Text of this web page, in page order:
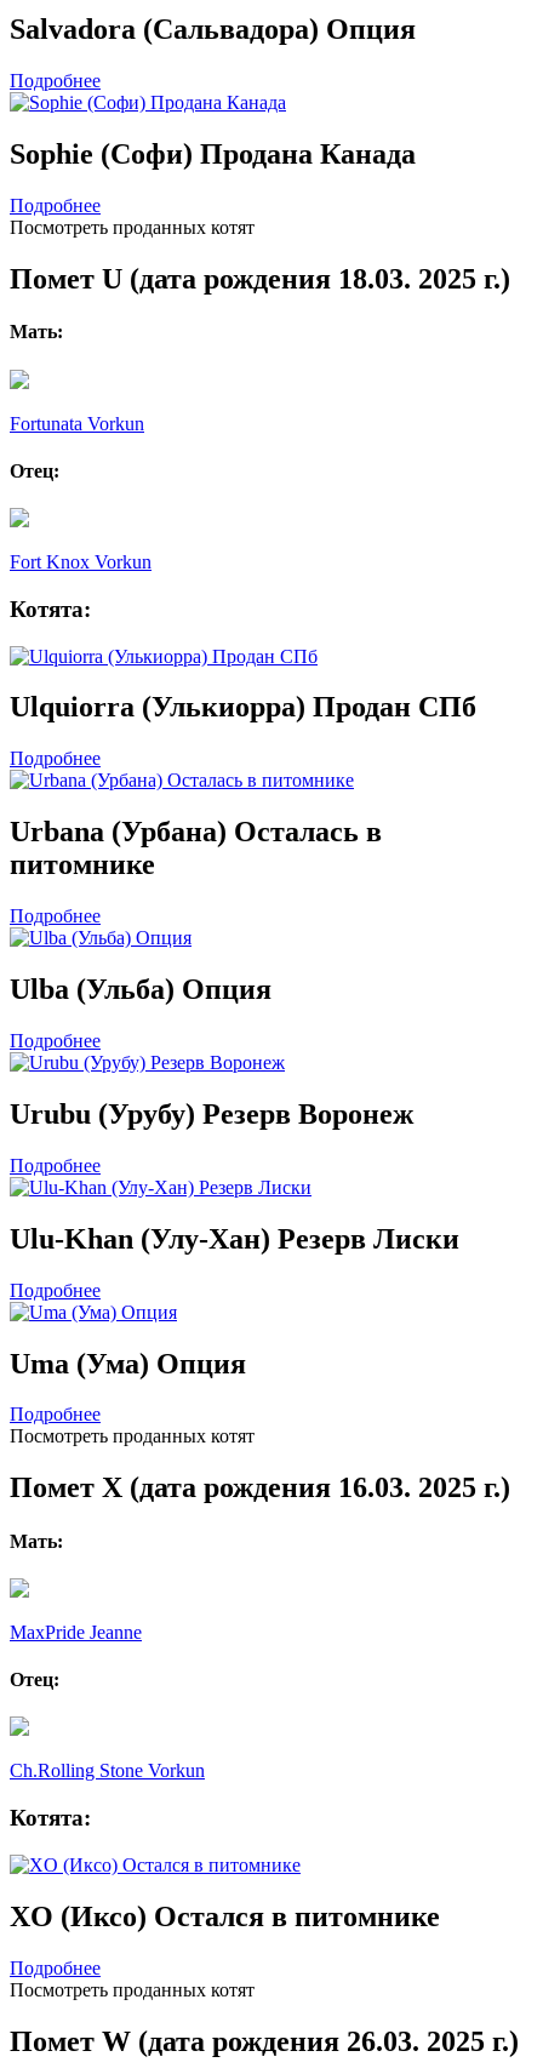
Salvadora (Сальвадора) Опция
Подробнее
Sophie (Софи) Продана Канада
Подробнее
Посмотреть проданных котят
Помет U (дата рождения 18.03. 2025 г.)
Мать:
Fortunata Vorkun
Отец:
Fort Knox Vorkun
Котята:
Ulquiorra (Улькиорра) Продан СПб
Подробнее
Urbana (Урбана) Осталась в
питомнике
Подробнее
Ulba (Ульба) Опция
Подробнее
Urubu (Урубу) Резерв Воронеж
Подробнее
Ulu-Khan (Улу-Хан) Резерв Лиски
Подробнее
Uma (Ума) Опция
Подробнее
Посмотреть проданных котят
Помет X (дата рождения 16.03. 2025 г.)
Мать:
MaxPride Jeanne
Отец:
Ch.Rolling Stone Vorkun
Котята:
XO (Иксо) Остался в питомнике
Подробнее
Посмотреть проданных котят
Помет W (дата рождения 26.03. 2025 г.)